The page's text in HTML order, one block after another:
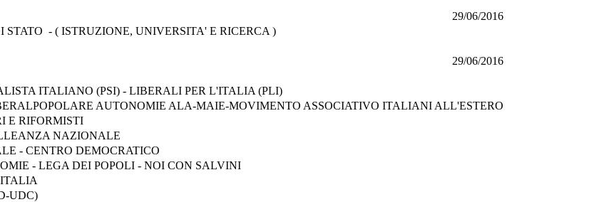
29/06/2016
STATO - ( ISTRUZIONE, UNIVERSITA' E RICERCA )
29/06/2016
ITALIANO (PSI) - LIBERALI PER L'ITALIA (PLI)
AUTONOMIE ALA-MAIE-MOVIMENTO ASSOCIATIVO ITALIANI ALL'ESTERO
E RIFORMISTI
NAZIONALE
- CENTRO DEMOCRATICO
- LEGA DEI POPOLI - NOI CON SALVINI
UDC)